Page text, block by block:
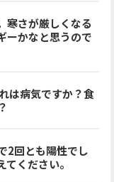
寒さが厳しくなる
ーかなと思うので
は病気ですか？食
2回とも陽性でし
ください。